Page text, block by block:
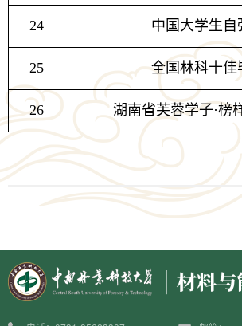
24 中国大学生自
25 全国林科十佳
26 湖南省芙蓉学子·榜